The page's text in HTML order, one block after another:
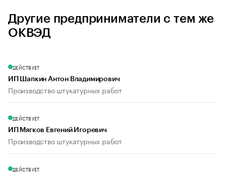
Другие предприниматели с тем же
ОКВЭД
ДЕЙСТВУЕТ
ИП Шапкин Антон Владимирович
Производство штукатурных работ
ДЕЙСТВУЕТ
ИП Мягков Евгений Игоревич
Производство штукатурных работ
ДЕЙСТВУЕТ